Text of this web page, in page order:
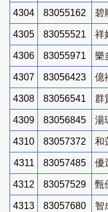
4304 83055162 碧
4305 83055521 祥
4306 83055971 樂
4307 83056423 億
4308 83056541 群
4309 83056845 湯
4310 83057372 和
4311 83057485 優
4312 83057529 甄
4313 83057680 智